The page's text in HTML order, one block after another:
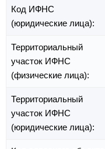
Код ИФНС
(юридические лица):
Территориальный
участок ИФНС
(физические лица):
Территориальный
участок ИФНС
(юридические лица):